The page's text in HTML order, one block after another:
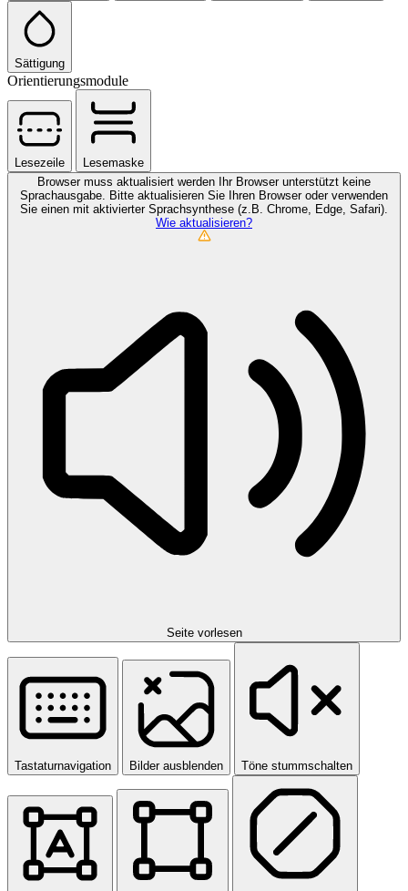
Sättigung
Orientierungsmodule
Lesezeile
Lesemaske
Browser muss aktualisiert werden
Ihr Browser unterstützt keine
Sprachausgabe. Bitte aktualisieren Sie Ihren Browser oder verwenden
Sie einen mit aktivierter Sprachsynthese (z.B. Chrome, Edge, Safari).
Wie aktualisieren?
Seite vorlesen
Tastaturnavigation Bilder ausblenden Töne stummschalten